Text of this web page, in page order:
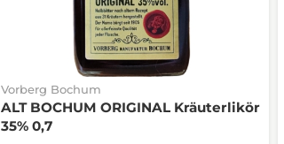
Vorberg Bochum
ALT BOCHUM ORIGINAL Kräuterlikör
35% 0,7